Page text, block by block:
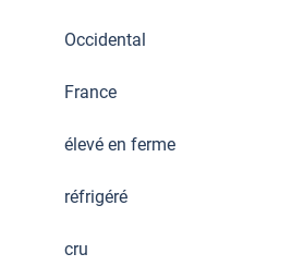
Occidental
France
élevé en ferme
réfrigéré
cru